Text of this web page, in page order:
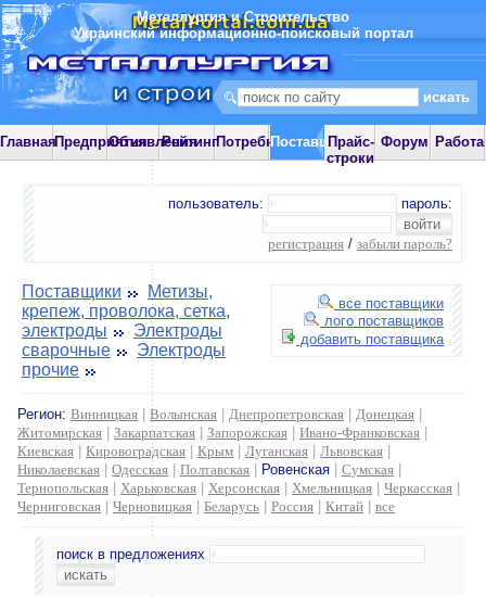
Металлургия и Строительство
Украинский информационно-поисковый портал
ГлавнаяПредприятияОбъявления
РейтингПотребностиПоставщики
Прайс-
строки
Форум Работа
пользователь: пароль:
регистрация / забыли пароль?
все поставщики
лого поставщиков
добавить поставщика
Поставщики
Метизы,
крепеж, проволока, сетка,
электроды
Электроды
сварочные
Электроды
прочие
Регион: Винницкая Волынская Днепропетровская Донецкая
Житомирская
Закарпатская Запорожская Ивано-Франковская
Киевская
Кировоградская Крым Луганская Львовская
Николаевская
Одесская Полтавская Ровенская Сумская
Тернопольская
Харьковская Херсонская Хмельницкая Черкасская
Черниговская
Черновицкая Беларусь Россия Китай все
поиск в предложениях